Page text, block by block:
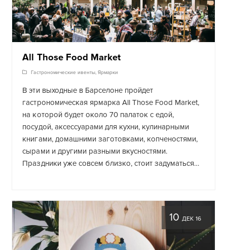
All Those Food Market
Гастрономические ивенты, Ярмарки
В эти выходные в Барселоне пройдет
гастрономическая ярмарка All Those Food Market,
на которой будет около 70 палаток с едой,
посудой, аксессуарами для кухни, кулинарными
книгами, домашними заготовками, копченостями,
сырами и другими разными вкусностями.
Праздники уже совсем близко, стоит задуматься…
10ДЕК 16